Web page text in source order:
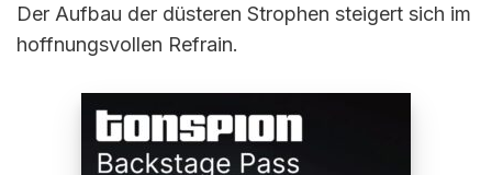
Der Aufbau der düsteren Strophen steigert sich im
hoffnungsvollen Refrain.